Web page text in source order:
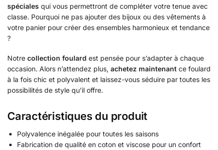
spéciales qui vous permettront de compléter votre tenue avec
classe. Pourquoi ne pas ajouter des bijoux ou des vêtements à
votre panier pour créer des ensembles harmonieux et tendance
?
Notre collection foulard est pensée pour s’adapter à chaque
occasion. Alors n’attendez plus, achetez maintenant ce foulard
à la fois chic et polyvalent et laissez-vous séduire par toutes les
possibilités de style qu’il offre.
Caractéristiques du produit
Polyvalence inégalée pour toutes les saisons
Fabrication de qualité en coton et viscose pour un confort